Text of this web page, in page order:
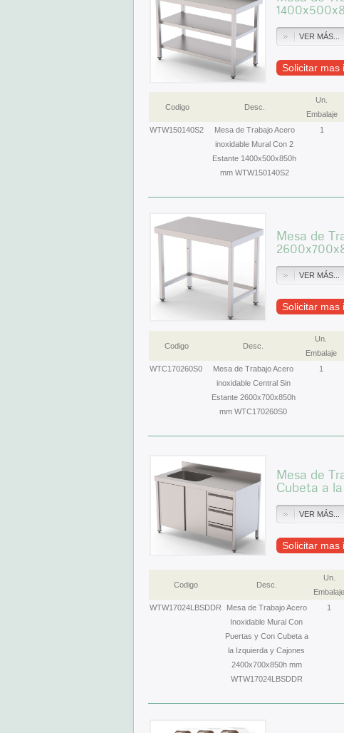
VER MÁS...
Solicitar mas
Codigo Desc.
Un.
Embalaje
WTW150140S2
Mesa de Trabajo Acero
inoxidable Mural Con 2
Estante 1400x500x850h
mm WTW150140S2
1
Mesa de
VER MÁS...
Solicitar mas
Codigo Desc.
Un.
Embalaje
WTC170260S0
Mesa de Trabajo Acero
inoxidable Central Sin
Estante 2600x700x850h
mm WTC170260S0
1
Mesa de
Cubeta a
VER MÁS...
Solicitar mas
Codigo Desc.
Un.
Embalaje
WTW17024LBSDDR
Mesa de Trabajo Acero
Inoxidable Mural Con
Puertas y Con Cubeta a
la Izquierda y Cajones
2400x700x850h mm
WTW17024LBSDDR
1